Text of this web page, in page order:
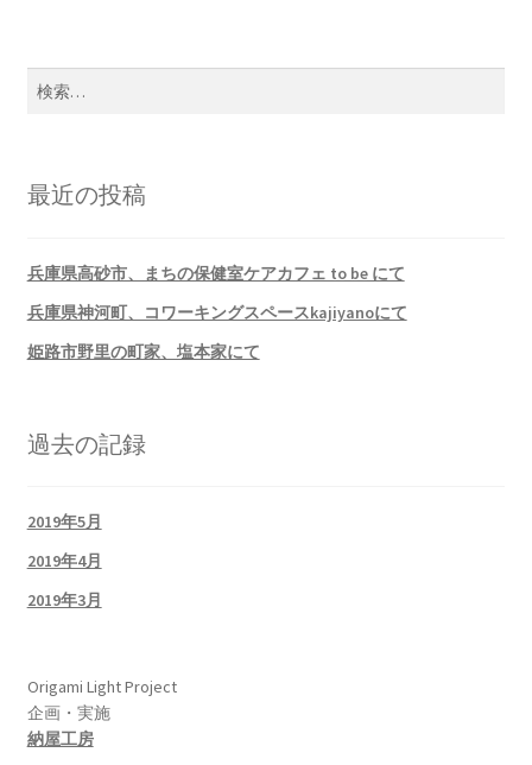
ゲ
シ
ョ
ン
検
索:
最近の投稿
兵庫県高砂市、まちの保健室ケアカフェ to be にて
兵庫県神河町、コワーキングスペースkajiyanoにて
姫路市野里の町家、塩本家にて
過去の記録
2019年5月
2019年4月
2019年3月
Origami Light Project
企画・実施
納屋工房